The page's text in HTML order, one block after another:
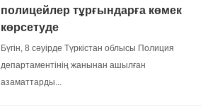
полицейлер тұрғындарға көмек
көрсетуде
Бүгін, 8 сәуірде Түркістан облысы Полиция
департаментінің жанынан ашылған
азаматтарды...